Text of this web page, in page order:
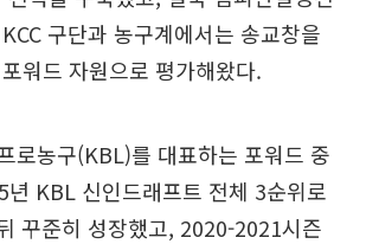
구단과 농구계에서는 송교창을
워드 자원으로 평가해왔다.
로농구(KBL)를 대표하는 포워드 중
년 KBL 신인드래프트 전체 3순위로
꾸준히 성장했고, 2020-2021시즌